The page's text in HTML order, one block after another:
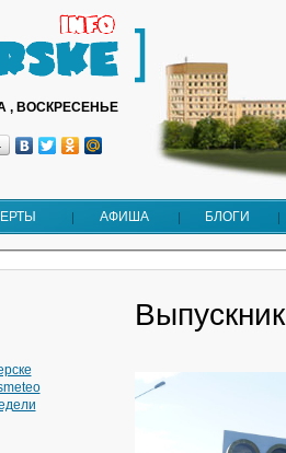
, ВОСКРЕСЕНЬЕ
АФИША БЛОГИ